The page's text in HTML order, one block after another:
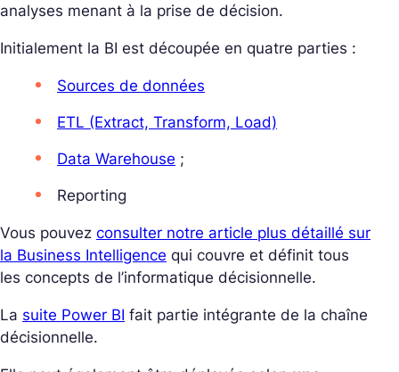
analyses menant à la prise de décision.
Initialement la BI est découpée en quatre parties :
Sources de données
ETL (Extract, Transform, Load)
Data Warehouse ;
Reporting
Vous pouvez consulter notre article plus détaillé sur
la Business Intelligence qui couvre et définit tous
les concepts de l’informatique décisionnelle.
La suite Power BI fait partie intégrante de la chaîne
décisionnelle.